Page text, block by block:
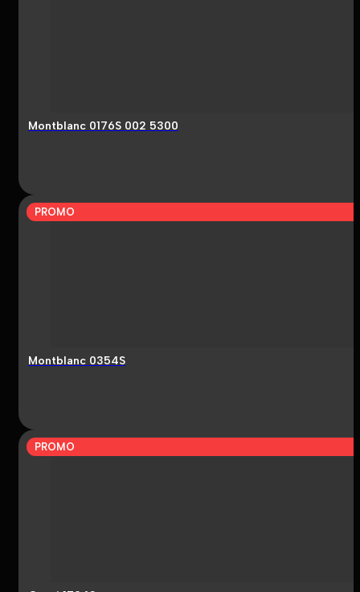
Montblanc 0176S 002 5300
PROMO
Montblanc 0354S
PROMO